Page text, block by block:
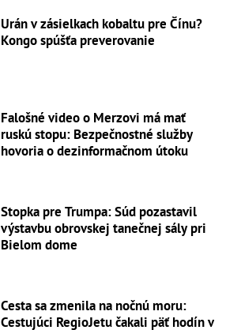
Urán v zásielkach kobaltu pre Čínu?
Kongo spúšťa preverovanie
Falošné video o Merzovi má mať
ruskú stopu: Bezpečnostné služby
hovoria o dezinformačnom útoku
Stopka pre Trumpa: Súd pozastavil
výstavbu obrovskej tanečnej sály pri
Bielom dome
Cesta sa zmenila na nočnú moru:
Cestujúci RegioJetu čakali päť hodín v